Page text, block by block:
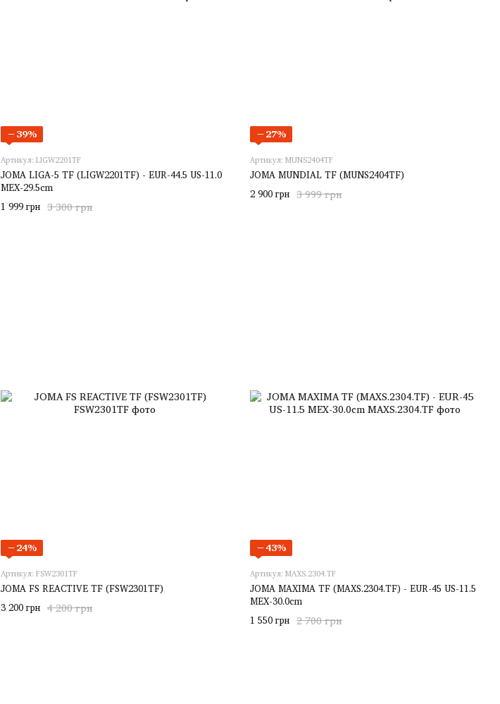
−39%
Артикул: LIGW2201TF
JOMA LIGA-5 TF (LIGW2201TF) - EUR-44.5 US-11.0
MEX-29.5cm
3 300 грн
1 999 грн
−27%
Артикул: MUNS2404TF
JOMA MUNDIAL TF (MUNS2404TF)
3 999 грн
2 900 грн
−24%
Артикул: FSW2301TF
JOMA FS REACTIVE TF (FSW2301TF)
4 200 грн
3 200 грн
−43%
Артикул: MAXS.2304.TF
JOMA MAXIMA TF (MAXS.2304.TF) - EUR-45 US-11.5
MEX-30.0cm
2 700 грн
1 550 грн